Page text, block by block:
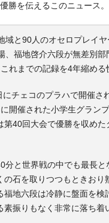
勝を伝えるこのニュース。
域と90人のオセロプレイ
、福地啓介六段が無差別
れまでの記録を4年縮める
チェコのプラハで開催さ
開催された小学生グラン
第40回大会で優勝を収め
と世界戦の中でも最長
の石を取りつつもときお
福地六段は冷静に盤面を
素振りもなく非常に落ち着